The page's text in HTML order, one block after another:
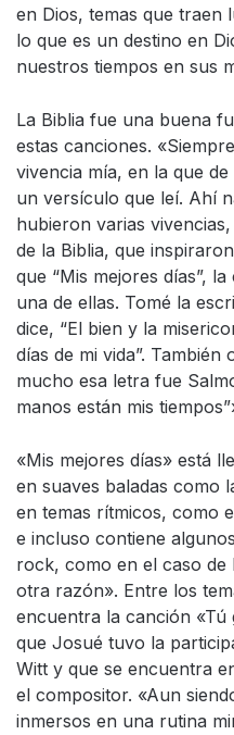
en Dios, temas que traen
lo que es un destino en
nuestros tiempos en sus
La Biblia fue una buena
estas canciones.
vivencia mía, en la que
un versículo que leí. Ahí
hubieron varias
de la Biblia, que
que “Mis mejores días”,
una de ellas. Tomé la
dice, “El bien y la
días de mi vida”.
mucho esa letra fue
manos están mis
«Mis mejores días» está
en suaves baladas como
en temas rítmicos, como
e incluso contiene
rock, como en el caso
otra razón». Entre los
encuentra la canción «Tú
que Josué tuvo la
Witt y que se encuentra
el compositor. «Aun
inmersos en una rutina